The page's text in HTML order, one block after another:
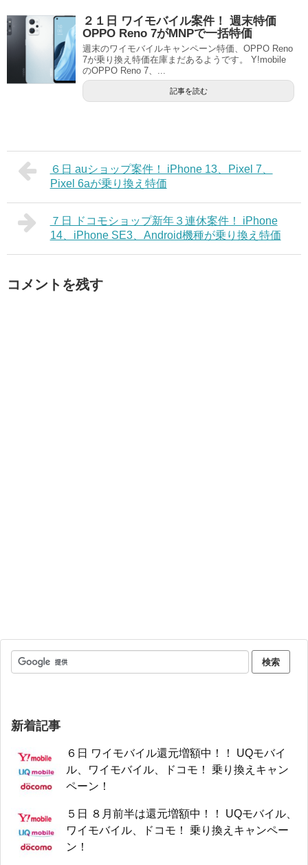
２１日 ワイモバイル案件！ 週末特価
OPPO Reno 7がMNPで一括特価
週末のワイモバイルキャンペーン特価、OPPO Reno
7が乗り換え特価在庫まだあるようです。 Y!mobile
のOPPO Reno 7、...
記事を読む
６日 auショップ案件！ iPhone 13、Pixel 7、
Pixel 6aが乗り換え特価
７日 ドコモショップ新年３連休案件！ iPhone
14、iPhone SE3、Android機種が乗り換え特価
コメントを残す
新着記事
６日 ワイモバイル還元増額中！！ UQモバイ
ル、ワイモバイル、ドコモ！ 乗り換えキャン
ペーン！
５日 ８月前半は還元増額中！！ UQモバイル、
ワイモバイル、ドコモ！ 乗り換えキャンペー
ン！